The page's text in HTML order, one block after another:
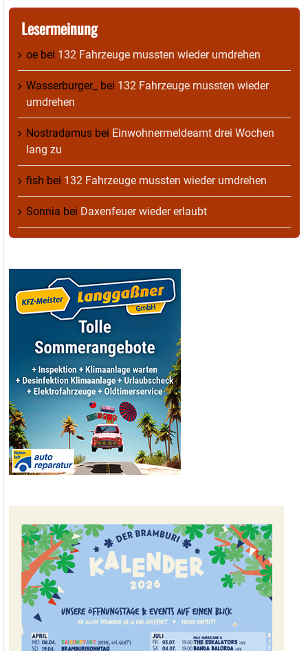
Lesermeinung
oe bei 132 Fahrzeuge mussten wieder umdrehen
Wasserburger_ bei 132 Fahrzeuge mussten wieder
umdrehen
Nostradamus bei Einwohnermeldeamt drei Wochen
lang zu
fish bei 132 Fahrzeuge mussten wieder umdrehen
Sonnia bei Daxenfeuer wieder erlaubt